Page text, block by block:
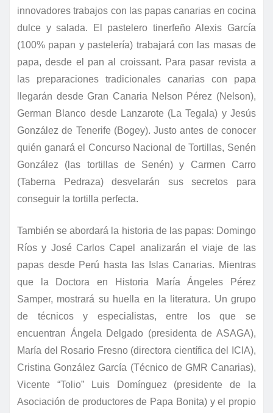
innovadores trabajos con las papas canarias en cocina
dulce y salada. El pastelero tinerfeño Alexis García
(100% papan y pastelería) trabajará con las masas de
papa, desde el pan al croissant. Para pasar revista a
las preparaciones tradicionales canarias con papa
llegarán desde Gran Canaria Nelson Pérez (Nelson),
German Blanco desde Lanzarote (La Tegala) y Jesús
González de Tenerife (Bogey). Justo antes de conocer
quién ganará el Concurso Nacional de Tortillas, Senén
González (las tortillas de Senén) y Carmen Carro
(Taberna Pedraza) desvelarán sus secretos para
conseguir la tortilla perfecta.
También se abordará la historia de las papas: Domingo
Ríos y José Carlos Capel analizarán el viaje de las
papas desde Perú hasta las Islas Canarias. Mientras
que la Doctora en Historia María Ángeles Pérez
Samper, mostrará su huella en la literatura. Un grupo
de técnicos y especialistas, entre los que se
encuentran Ángela Delgado (presidenta de ASAGA),
María del Rosario Fresno (directora científica del ICIA),
Cristina González García (Técnico de GMR Canarias),
Vicente “Tolio” Luis Domínguez (presidente de la
Asociación de productores de Papa Bonita) y el propio